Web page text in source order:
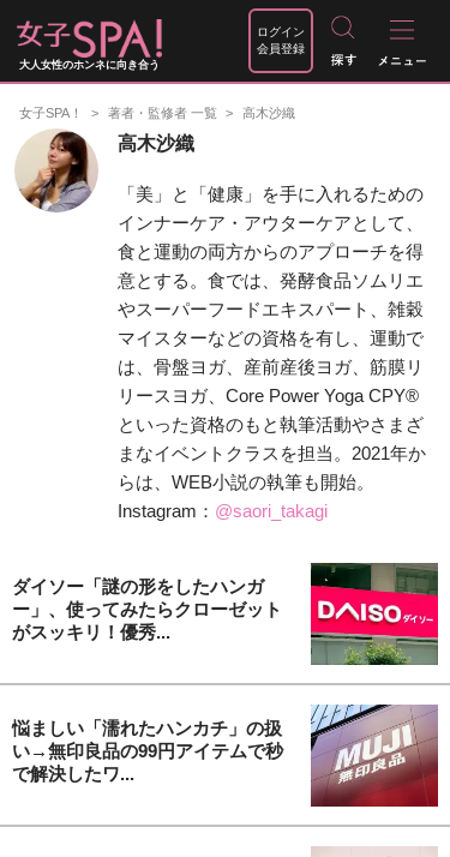
大人女性のホンネに向き合う
ログイン
会員登録
女子SPA！ 著者・監修者 一覧 高木沙織
高木沙織
「美」と「健康」を手に入れるための
インナーケア・アウターケアとして、
食と運動の両方からのアプローチを得
意とする。食では、発酵食品ソムリエ
やスーパーフードエキスパート、雑穀
マイスターなどの資格を有し、運動で
は、骨盤ヨガ、産前産後ヨガ、筋膜リ
リースヨガ、Core Power Yoga CPY®
といった資格のもと執筆活動やさまざ
まなイベントクラスを担当。2021年か
らは、WEB小説の執筆も開始。
Instagram： @saori_takagi
ダイソー「謎の形をしたハンガ
ー」、使ってみたらクローゼット
がスッキリ！優秀...
悩ましい「濡れたハンカチ」の扱
い→無印良品の99円アイテムで秒
で解決したワ...